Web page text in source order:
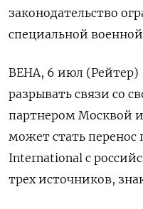
законодательство
специальной
ВЕНА, 6 июл (Рейтер)
разрывать связи со
партнером Москвой
может стать перенос
International с
трех источников,